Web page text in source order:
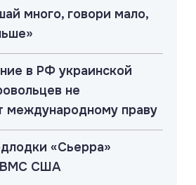
много, говори мало,
в РФ украинской
не
международному праву
«Сьерра»
ВМС США